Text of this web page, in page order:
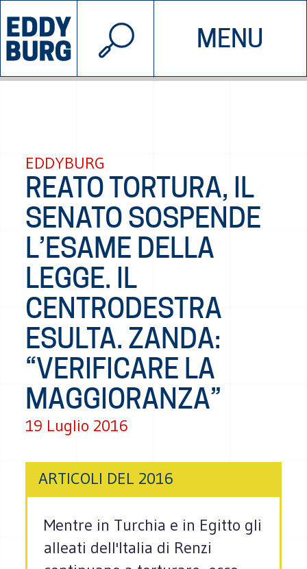
MENU
INIZIATIVE CHI SIAMO
© 2026 EDDYBURG
EDDYBURG
REATO TORTURA, IL
SENATO SOSPENDE
L’ESAME DELLA
LEGGE. IL
CENTRODESTRA
ESULTA. ZANDA:
“VERIFICARE LA
MAGGIORANZA”
19 Luglio 2016
ARTICOLI DEL 2016
Mentre in Turchia e in Egitto gli
alleati dell'Italia di Renzi